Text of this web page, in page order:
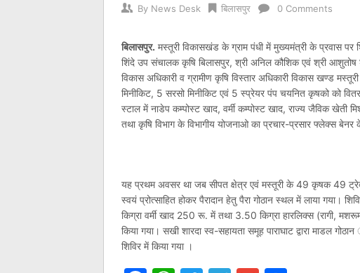
By News Desk बिलासपुर 0 Comments
बिलासपुर. मस्तूरी विकासखंड के ग्राम पंधी में मुख्यमंत्री के प्रवास
शिंदे उप संचालक कृषि बिलासपुर, श्री अनिल कौशिक एवं श्री आशुतोष
विकास अधिकारी व ग्रामीण कृषि विस्तार अधिकारी विकास खण्ड
मिनीकिट, 5 सरसो मिनीकिट एवं 5 स्प्रेयर पंप चयनित कृषको को
स्टाल में नाडेप कम्पोस्ट खाद, वर्मी कम्पोस्ट खाद, राज्य जैविक खेती
तथा कृषि विभाग के विभागीय योजनाओ का प्रचार-प्रसार फ्लेक्स
यह प्रथम अवसर था जब सीपत क्षेत्र एवं मस्तूरी के 49 कृषक 49
स्वयं प्रोत्साहित होकर पैरादान हेतु पैरा गोठान स्थल में लाया गया।
किग्रा वर्मी खाद 250 रू. में तथा 3.50 किग्रा हारलिक्स (रागी,
किया गया। सखी शारदा स्व-सहायता समूह पाराघाट द्वारा माडल
शिविर में किया गया ।